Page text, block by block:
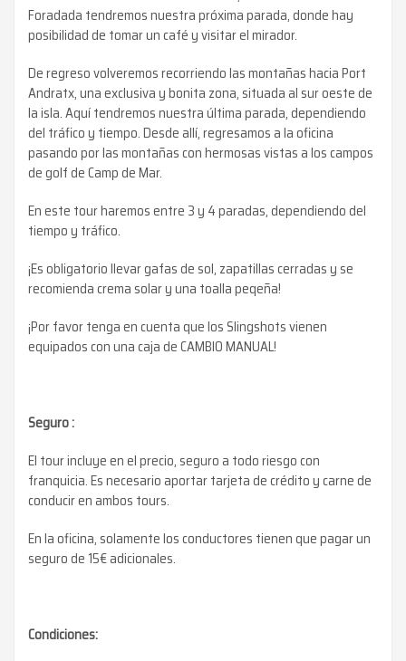
Foradada tendremos nuestra próxima parada, donde hay
posibilidad de tomar un café y visitar el mirador.
De regreso volveremos recorriendo las montañas hacia Port
Andratx, una exclusiva y bonita zona, situada al sur oeste de
la isla. Aquí tendremos nuestra última parada, dependiendo
del tráfico y tiempo. Desde allí, regresamos a la oficina
pasando por las montañas con hermosas vistas a los campos
de golf de Camp de Mar.
En este tour haremos entre 3 y 4 paradas, dependiendo del
tiempo y tráfico.
¡Es obligatorio llevar gafas de sol, zapatillas cerradas y se
recomienda crema solar y una toalla peqeña!
¡Por favor tenga en cuenta que los Slingshots vienen
equipados con una caja de CAMBIO MANUAL!
Seguro :
El tour incluye en el precio, seguro a todo riesgo con
franquicia. Es necesario aportar tarjeta de crédito y carne de
conducir en ambos tours.
En la oficina, solamente los conductores tienen que pagar un
seguro de 15€ adicionales.
Condiciones: